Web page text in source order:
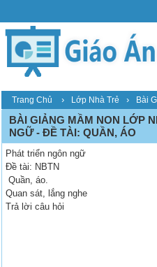
Trang Chủ › Lớp Nhà Trẻ › Bài
BÀI GIẢNG MẦM NON LỚP
NGỮ - ĐỀ TÀI: QUẦN, ÁO
Phát triển ngôn ngữ
Đề tài: NBTN
Quần, áo.
Quan sát, lắng nghe
Trả lời câu hỏi